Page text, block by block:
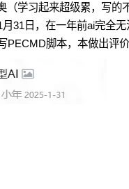
学习起来超级累，写的
31日，在一年前ai完全
脚本，本做出评价